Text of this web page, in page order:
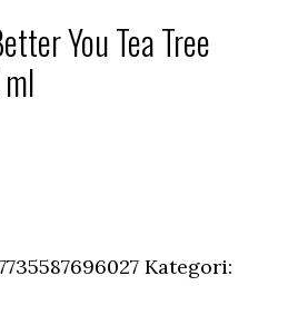
You Tea Tree
Kategori: